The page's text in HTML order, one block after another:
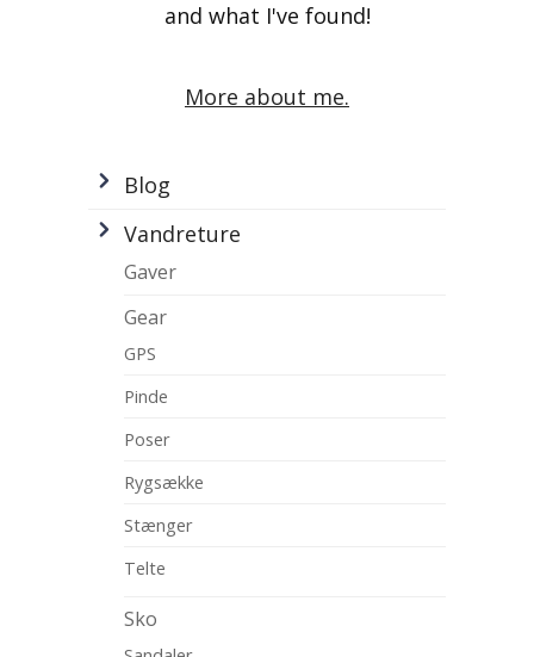
and what I've found!
More about me.
Blog
Vandreture
Gaver
Gear
GPS
Pinde
Poser
Rygsække
Stænger
Telte
Sko